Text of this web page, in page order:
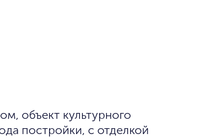
объект культурного
постройки, c отделкой